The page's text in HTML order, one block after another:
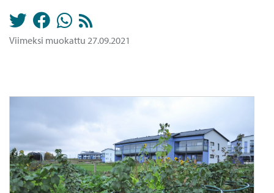
Viimeksi muokattu 27.09.2021